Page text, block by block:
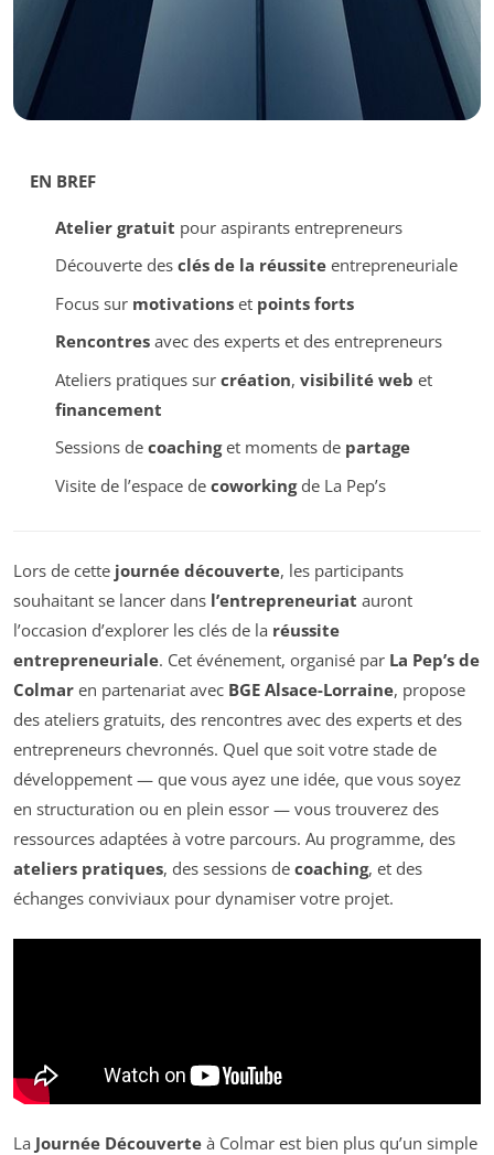
EN BREF
Atelier gratuit pour aspirants entrepreneurs
Découverte des clés de la réussiteentrepreneuriale
Focus sur motivationset points forts
Rencontresavec des experts et des entrepreneurs
Ateliers pratiques sur création, visibilité web et
financement
Sessions de coachinget moments de partage
Visite de l’espace de coworkingde La Pep’s
Lors de cette journée découverte, les participants
souhaitant se lancer dans l’entrepreneuriat auront
l’occasion d’explorer les clés de la réussite
entrepreneuriale. Cet événement, organisé par La Pep’s de
Colmar en partenariat avec BGE Alsace-Lorraine, propose
des ateliers gratuits, des rencontres avec des experts et des
entrepreneurs chevronnés. Quel que soit votre stade de
développement — que vous ayez une idée, que vous soyez
en structuration ou en plein essor — vous trouverez des
ressources adaptées à votre parcours. Au programme, des
ateliers pratiques, des sessions de coaching, et des
échanges conviviaux pour dynamiser votre projet.
La Journée Découverte à Colmar est bien plus qu’un simple